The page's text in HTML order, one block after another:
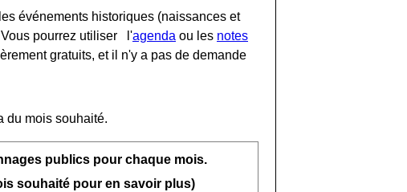
événements historiques (naissances et
Vous pourrez utiliser l'agenda ou les notes
gratuits, et il n'y a pas de demande
du mois souhaité.
publics pour chaque mois.
souhaité pour en savoir plus)